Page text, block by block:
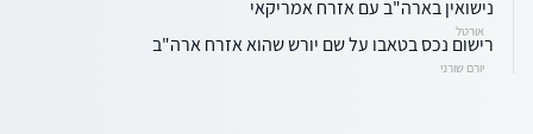
נישואין בארה"ב עם אזרח אמריקאי
אורטל
רישום נכס בטאבו על שם יורש שהוא אזרח ארה"ב
יורם שורני